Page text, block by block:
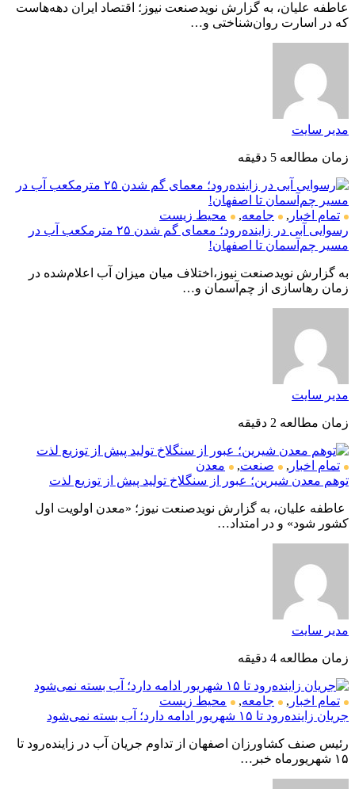
عاطفه علیان، به گزارش نویدصنعت نیوز؛ اقتصاد ایران دهه‌هاست
که در اسارت روان‌شناختی و…
مدیر سایت
زمان مطالعه 5 دقیقه
تمام اخبار , جامعه,
محیط زیست
رسوایی آبی در زاینده‌رود؛ معمای گم شدن ۲۵ مترمکعب آب در
مسیر چم‌آسمان تا اصفهان!
به گزارش نویدصنعت نیوز،اختلاف میان میزان آب اعلام‌شده در
زمان رهاسازی از چم‌آسمان و…
مدیر سایت
زمان مطالعه 2 دقیقه
تمام اخبار , صنعت,
معدن
توهم معدن شیرین؛ عبور از سنگلاخ تولید پیش از توزیع لذت
عاطفه علیان، به گزارش نویدصنعت نیوز؛ «معدن اولویت اول
کشور شود» و در امتداد…
مدیر سایت
زمان مطالعه 4 دقیقه
تمام اخبار , جامعه,
محیط زیست
جریان زاینده‌رود تا ۱۵ شهریور ادامه دارد؛ آب بسته نمی‌شود
رئیس صنف کشاورزان اصفهان از تداوم جریان آب در زاینده‌رود تا
۱۵ شهریورماه خبر…